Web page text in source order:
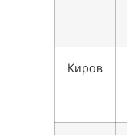
Киров